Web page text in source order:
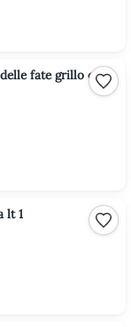
fate grillo cl 75
lt 1